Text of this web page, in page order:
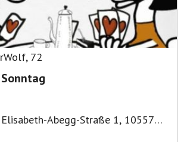
, 72
Skat JEDEN Sonntag
Elisabeth-Abegg-Straße 1, 10557